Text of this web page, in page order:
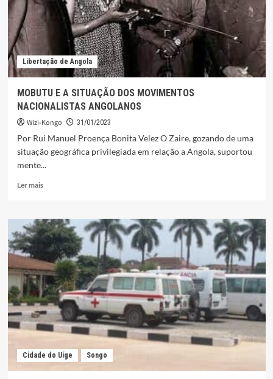
Libertação de Angola
MOBUTU E A SITUAÇÃO DOS MOVIMENTOS
NACIONALISTAS ANGOLANOS
Wizi-Kongo 31/01/2023
Por Rui Manuel Proença Bonita Velez O Zaire, gozando de uma
situação geográfica privilegiada em relação a Angola, suportou
mente...
Ler maisLeia
MOBUTU
E
A
SITUAÇÃO
DOS
MOVIMENTOS
NACIONALISTAS
ANGOLANOS
Cidade do Uíge Songo